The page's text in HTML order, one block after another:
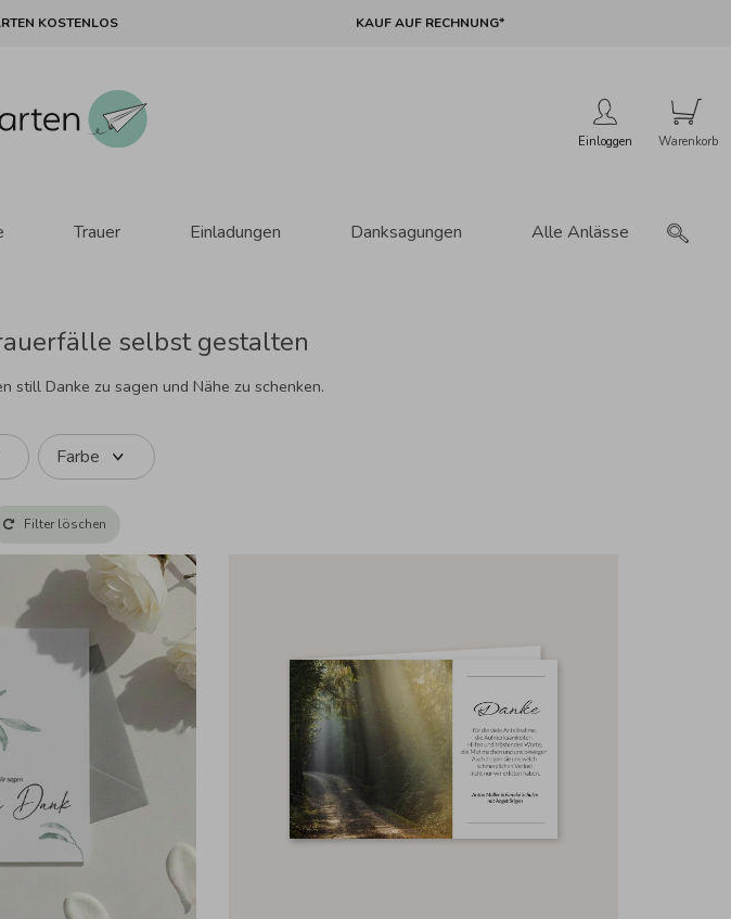
KOSTENLOS KAUF AUF RECHNUNG*
Einloggen
Trauer Einladungen Danksagungen Alle Anlässe
selbst gestalten
still Danke zu sagen und Nähe zu schenken.
Farbe
Filter löschen